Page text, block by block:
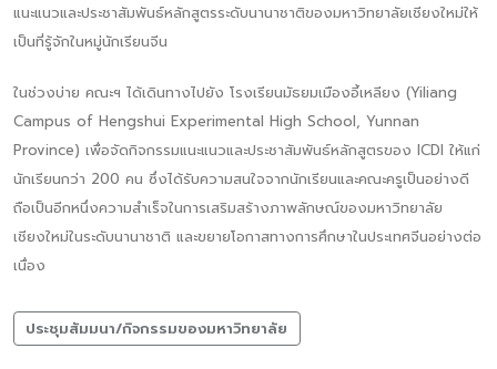
แนะแนวและประชาสัมพันธ์หลักสูตรระดับนานาชาติของมหาวิทยาลัยเชียงใหม่ให้
เป็นที่รู้จักในหมู่นักเรียนจีน
ในช่วงบ่าย คณะฯ ได้เดินทางไปยัง โรงเรียนมัธยมเมืองอี้เหลียง (Yiliang
Campus of Hengshui Experimental High School, Yunnan
Province) เพื่อจัดกิจกรรมแนะแนวและประชาสัมพันธ์หลักสูตรของ ICDI ให้แก่
นักเรียนกว่า 200 คน ซึ่งได้รับความสนใจจากนักเรียนและคณะครูเป็นอย่างดี
ถือเป็นอีกหนึ่งความสำเร็จในการเสริมสร้างภาพลักษณ์ของมหาวิทยาลัย
เชียงใหม่ในระดับนานาชาติ และขยายโอกาสทางการศึกษาในประเทศจีนอย่างต่อ
เนื่อง
ประชุมสัมมนา/กิจกรรมของมหาวิทยาลัย